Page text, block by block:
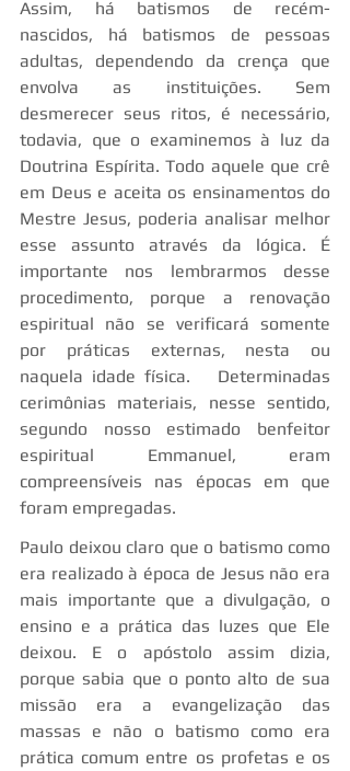
Assim, há batismos de recém-
nascidos, há batismos de pessoas
adultas, dependendo da crença que
envolva as instituições. Sem
desmerecer seus ritos, é necessário,
todavia, que o examinemos à luz da
Doutrina Espírita. Todo aquele que crê
em Deus e aceita os ensinamentos do
Mestre Jesus, poderia analisar melhor
esse assunto através da lógica. É
importante nos lembrarmos desse
procedimento, porque a renovação
espiritual não se verificará somente
por práticas externas, nesta ou
naquela idade física.   Determinadas
cerimônias materiais, nesse sentido,
segundo nosso estimado benfeitor
espiritual Emmanuel, eram
compreensíveis nas épocas em que
foram empregadas.
Paulo deixou claro que o batismo como
era realizado à época de Jesus não era
mais importante que a divulgação, o
ensino e a prática das luzes que Ele
deixou. E o apóstolo assim dizia,
porque sabia que o ponto alto de sua
missão era a evangelização das
massas e não o batismo como era
prática comum entre os profetas e os